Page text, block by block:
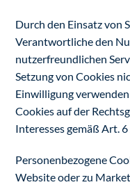
Durch den Einsatz von
Verantwortliche den
nutzerfreundlichen
Setzung von Cookies
Einwilligung
Cookies auf der
Interesses gemäß Art.
Personenbezogene
Website oder zu